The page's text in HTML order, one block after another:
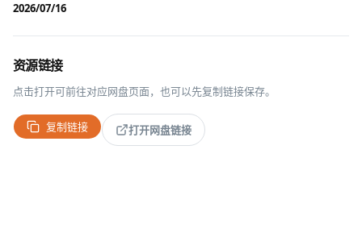
2026/07/16
资源链接
点击打开可前往对应网盘页面，也可以先复制链接保存。
复制链接 打开网盘链接